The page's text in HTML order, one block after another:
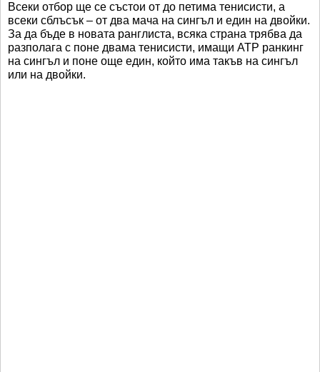
Всеки отбор ще се състои от до петима тенисисти, а
всеки сблъсък – от два мача на сингъл и един на двойки.
За да бъде в новата ранглиста, всяка страна трябва да
разполага с поне двама тенисисти, имащи АТР ранкинг
на сингъл и поне още един, който има такъв на сингъл
или на двойки.